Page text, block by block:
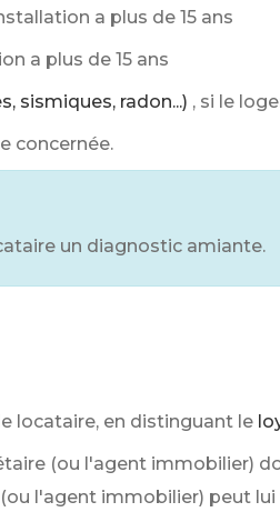
a plus de 15 ans
a plus de 15 ans
sismiques, radon...) , si le
concernée.
un diagnostic amiante.
locataire, en distinguant le
(ou l'agent immobilier)
l'agent immobilier) peut